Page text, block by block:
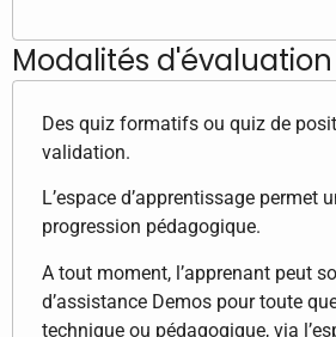
Modalités
Des quiz formatifs ou quiz de
validation.
L’espace d’apprentissage permet
progression pédagogique.
A tout moment, l’apprenant peut
d’assistance Demos pour toute
technique ou pédagogique, via